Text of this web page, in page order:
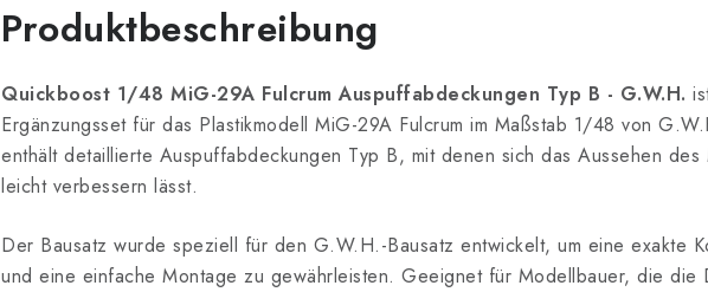
Produktbeschreibung
Quickboost 1/48 MiG-29A Fulcrum Auspuffabdeckungen Typ B - G.W.H.
Ergänzungsset für das Plastikmodell MiG-29A Fulcrum im Maßstab 1/48 von
enthält detaillierte Auspuffabdeckungen Typ B, mit denen sich das Aussehen des
leicht verbessern lässt.
Der Bausatz wurde speziell für den G.W.H.-Bausatz entwickelt, um eine exakte
und eine einfache Montage zu gewährleisten. Geeignet für Modellbauer, die die